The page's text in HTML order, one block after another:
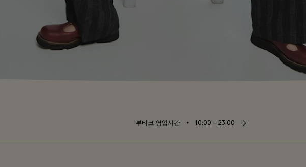
부티크 영업시간 ⬩ 10:00 – 23:00